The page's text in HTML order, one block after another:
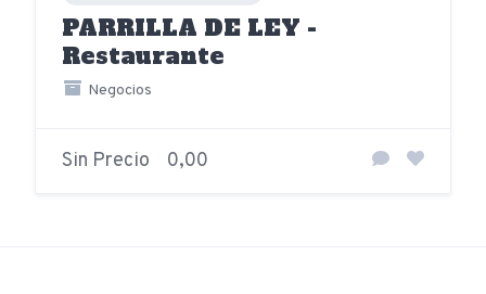
PARRILLA DE LEY -
Restaurante
Negocios
Sin Precio 0,00